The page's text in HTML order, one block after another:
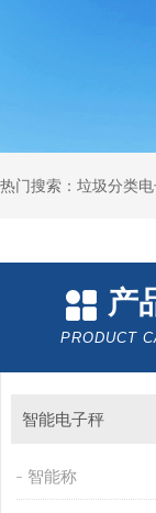
热门搜索：垃圾分类
产
PRODUCT
智能电子秤
智能称